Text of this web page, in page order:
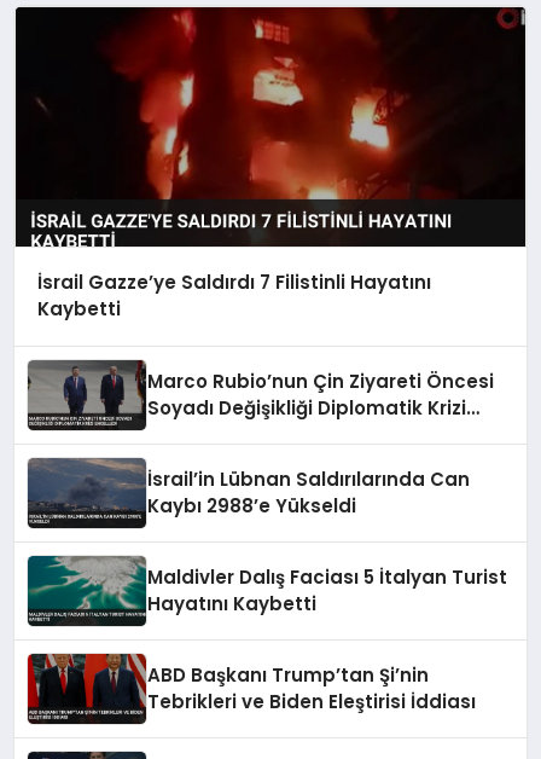
İsrail Gazze’ye Saldırdı 7 Filistinli Hayatını
Kaybetti
Marco Rubio’nun Çin Ziyareti Öncesi
Soyadı Değişikliği Diplomatik Krizi
İsrail’in Lübnan Saldırılarında Can
Kaybı 2988’e Yükseldi
Maldivler Dalış Faciası 5 İtalyan Turist
Hayatını Kaybetti
ABD Başkanı Trump’tan Şi’nin
Tebrikleri ve Biden Eleştirisi İddiası